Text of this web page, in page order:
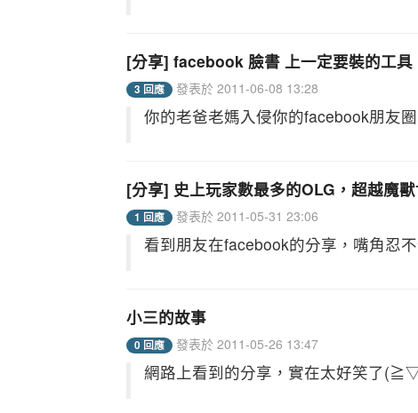
[分享] facebook 臉書 上一定要裝的工具
3 回應 發表於 2011-06-08 13:28
你的老爸老媽入侵你的facebook朋友
[分享] 史上玩家數最多的OLG，超越魔
1 回應 發表於 2011-05-31 23:06
看到朋友在facebook的分享，嘴角
小三的故事
0 回應 發表於 2011-05-26 13:47
網路上看到的分享，實在太好笑了